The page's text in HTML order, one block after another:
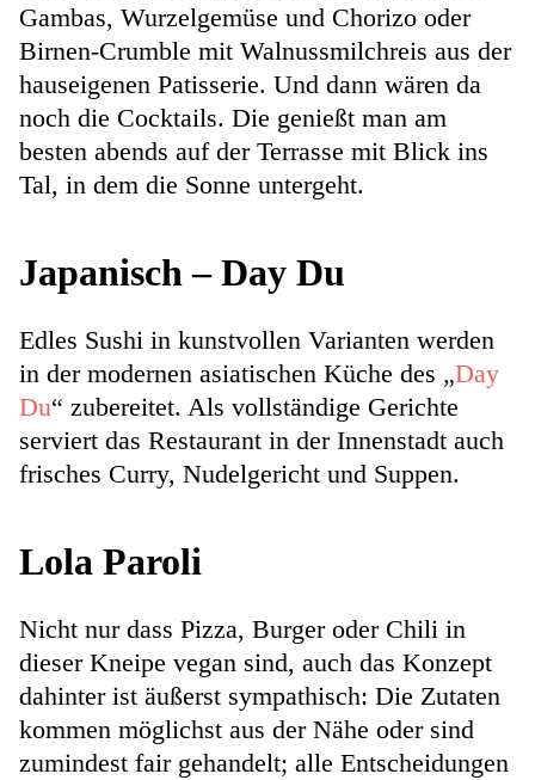
Gambas, Wurzelgemüse und Chorizo oder
Birnen-Crumble mit Walnussmilchreis aus der
hauseigenen Patisserie. Und dann wären da
noch die Cocktails. Die genießt man am
besten abends auf der Terrasse mit Blick ins
Tal, in dem die Sonne untergeht.
Japanisch – Day Du
Edles Sushi in kunstvollen Varianten werden
in der modernen asiatischen Küche des „Day
Du“ zubereitet. Als vollständige Gerichte
serviert das Restaurant in der Innenstadt auch
frisches Curry, Nudelgericht und Suppen.
Lola Paroli
Nicht nur dass Pizza, Burger oder Chili in
dieser Kneipe vegan sind, auch das Konzept
dahinter ist äußerst sympathisch: Die Zutaten
kommen möglichst aus der Nähe oder sind
zumindest fair gehandelt; alle Entscheidungen